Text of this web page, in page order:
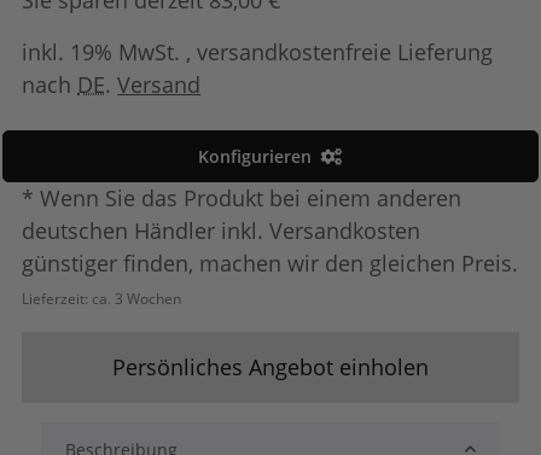
inkl. 19% MwSt. , versandkostenfreie Lieferung
nach DE.Versand
Konfigurieren
* Wenn Sie das Produkt bei einem anderen
deutschen Händler inkl. Versandkosten
günstiger finden, machen wir den gleichen Preis.
Lieferzeit: ca. 3 Wochen
Persönliches Angebot einholen
Beschreibung